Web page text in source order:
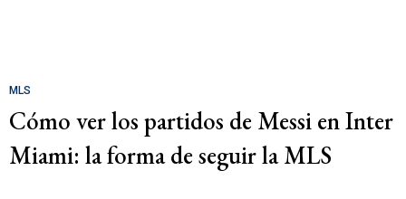
MLS
Cómo ver los partidos de Messi en Inter
Miami: la forma de seguir la MLS